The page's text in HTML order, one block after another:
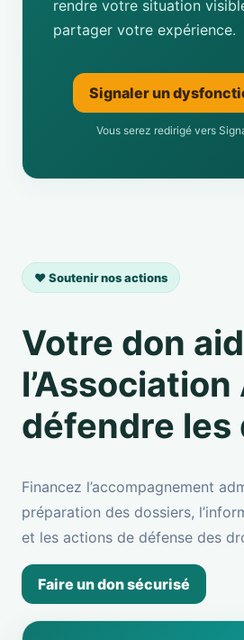
rendre votre situation
partager votre expérience.
Signaler un
Vous serez redirigé vers
❤️ Soutenir nos actions
Votre don
l’Association
défendre les
Financez l’accompagnement
préparation des dossiers,
et les actions de défense des
Faire un don sécurisé